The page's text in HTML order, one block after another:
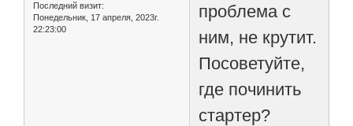
Последний визит:
Понедельник, 17 апреля, 2023г.
22:23:00
проблема с
ним, не крутит.
Посоветуйте,
где починить
стартер?